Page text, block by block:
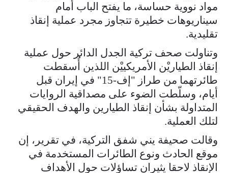
مواد نووية حساسة، ما يفتح الباب أمام
سيناريوهات خطيرة تتجاوز مجرد عملية إنقاذ
تقليدية.
وتناولت صحف تركية الجدل الدائر حول عملية
إنقاذ الطياريْن الأمريكييْن اللذين أُسقطت
طائرتهما من طراز "إف-15" في إيران قبل
أيام، وسلّطت الضوء على مصداقية الروايات
المتداولة بشأن إنقاذ الطيارين والهدف الحقيقي
لتلك العملية.
وقالت صحيفة يني شفق التركية، في تقرير، إن
موقع الحادث ونوع الطائرات المستخدمة في
الإنقاذ لاحقا يثيران تساؤلات حول الأهداف